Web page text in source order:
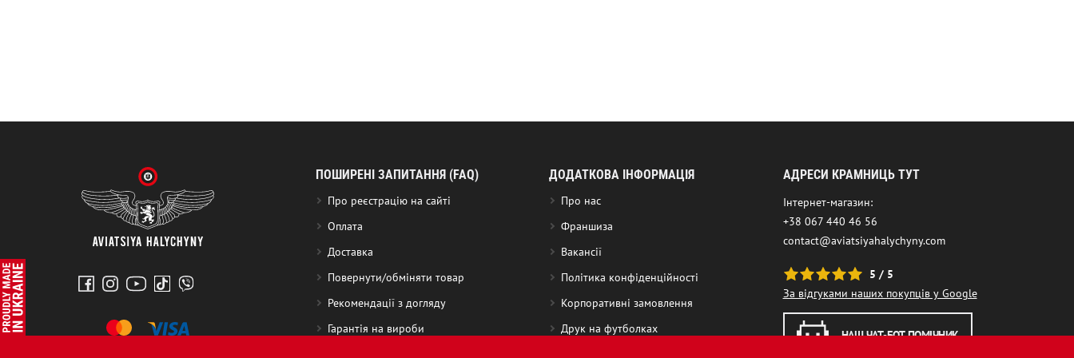
ПОШИРЕНІ ЗАПИТАННЯ (FAQ)
Про реєстрацію на сайті
Оплата
Доставка
Повернути/обміняти товар
Рекомендації з догляду
Гарантія на вироби
ДОДАТКОВА ІНФОРМАЦІЯ
Про нас
Франшиза
Вакансії
Політика конфіденційності
Корпоративні замовлення
Друк на футболках
АДРЕСИ КРАМНИЦЬ ТУТ
Інтернет-магазин:
+38 067 440 46 56
contact@aviatsiyahalychyny.com
5 / 5
За відгуками наших покупців у Google
НАШ ЧАТ-БОТ ПОМІЧНИК